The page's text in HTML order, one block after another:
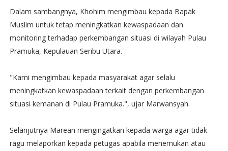
Dalam sambangnya, Khohim mengimbau kepada Bapak
Muslim untuk tetap meningkatkan kewaspadaan dan
monitoring terhadap perkembangan situasi di wilayah Pulau
Pramuka, Kepulauan Seribu Utara.
"Kami mengimbau kepada masyarakat agar selalu
meningkatkan kewaspadaan terkait dengan perkembangan
situasi kemanan di Pulau Pramuka.", ujar Marwansyah.
Selanjutnya Marean mengingatkan kepada warga agar tidak
ragu melaporkan kepada petugas apabila menemukan atau